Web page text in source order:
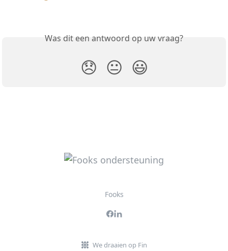
Was dit een antwoord op uw vraag?
😞 😐 😃
Fooks
We draaien op Fin